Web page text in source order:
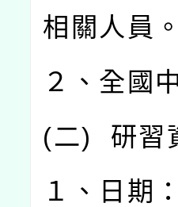
相關人員。
２、全國
(二) 研習
１、日期：